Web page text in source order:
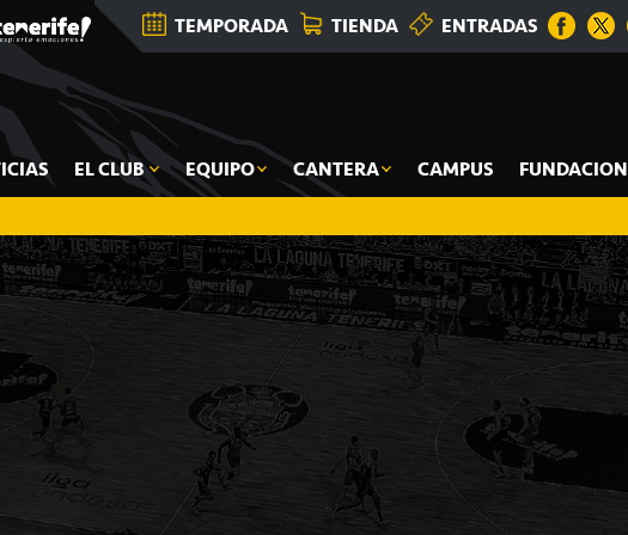
TEMPORADA TIENDA ENTRADAS
EL CLUB EQUIPO CANTERA CAMPUS FUNDACION